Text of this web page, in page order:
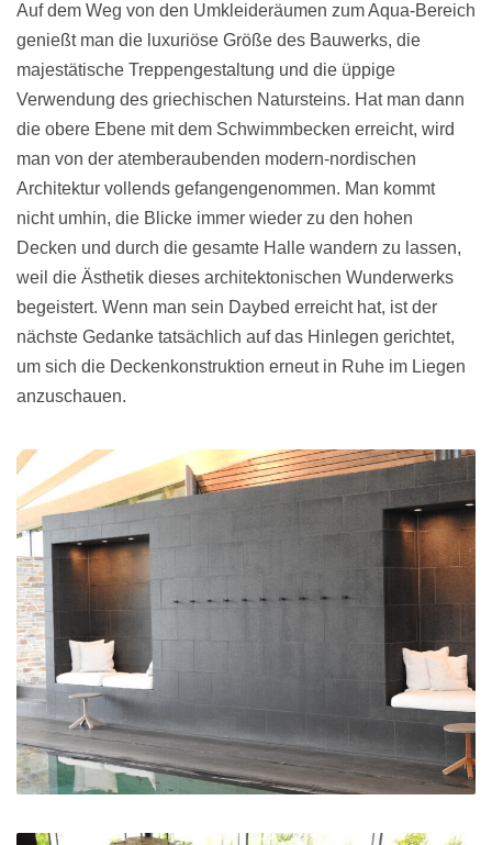
Auf dem Weg von den Umkleideräumen zum Aqua-Bereich
genießt man die luxuriöse Größe des Bauwerks, die
majestätische Treppengestaltung und die üppige
Verwendung des griechischen Natursteins. Hat man dann
die obere Ebene mit dem Schwimmbecken erreicht, wird
man von der atemberaubenden modern-nordischen
Architektur vollends gefangengenommen. Man kommt
nicht umhin, die Blicke immer wieder zu den hohen
Decken und durch die gesamte Halle wandern zu lassen,
weil die Ästhetik dieses architektonischen Wunderwerks
begeistert. Wenn man sein Daybed erreicht hat, ist der
nächste Gedanke tatsächlich auf das Hinlegen gerichtet,
um sich die Deckenkonstruktion erneut in Ruhe im Liegen
anzuschauen.